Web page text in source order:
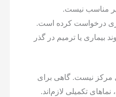
مناسب نیست.
درخواست کرده است.
بیماری یا ترمیم در گذر
مرکز نیست. گاهی برای
تکمیلی لازم‌اند.